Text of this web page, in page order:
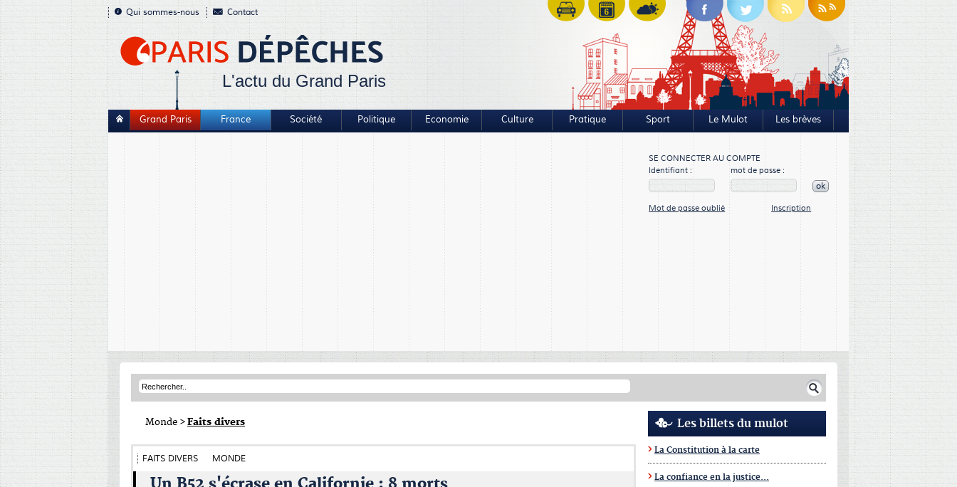
Qui sommes-nous Contact
L'actu du Grand Paris
Grand Paris France Société Politique Economie Culture Pratique Sport Le Mulot Les brèves
SE CONNECTER AU COMPTE
Identifiant :
mot de passe :
ok
Mot de passe oublié Inscription
Monde >Faits divers
FAITS DIVERS MONDE
Les billets du mulot
La Constitution à la carte
La confiance en la justice...